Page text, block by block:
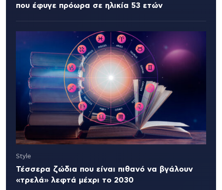
που έφυγε πρόωρα σε ηλικία 53 ετών
Style
Τέσσερα ζώδια που είναι πιθανό να βγάλουν
«τρελά» λεφτά μέχρι το 2030